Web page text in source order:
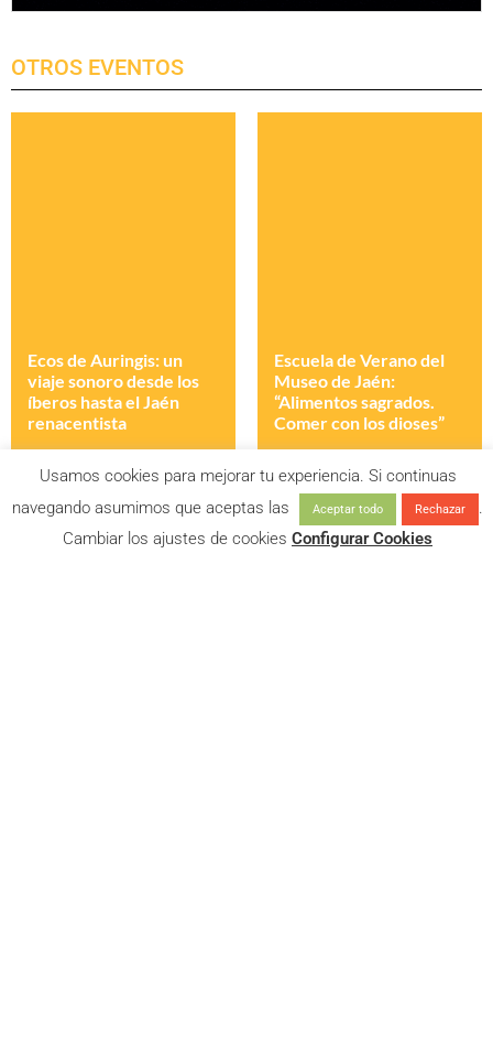
OTROS EVENTOS
Ecos de Auringis: un
viaje sonoro desde los
íberos hasta el Jaén
renacentista
Escuela de Verano del
Museo de Jaén:
“Alimentos sagrados.
Comer con los dioses”
Usamos cookies para mejorar tu experiencia. Si continuas
navegando asumimos que aceptas las
Aceptar todo Rechazar
.
Cambiar los ajustes de cookies Configurar Cookies